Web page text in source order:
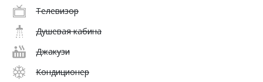
Телевизор
Душевая кабина
Джакузи
Кондиционер